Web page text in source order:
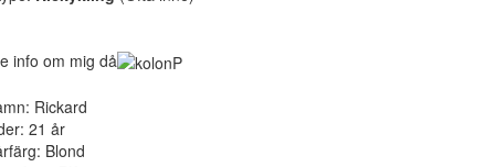
info om mig då
Rickard
21 år
Blond